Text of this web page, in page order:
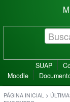
SUAP
Moodle
PÁGINA INICIAL >